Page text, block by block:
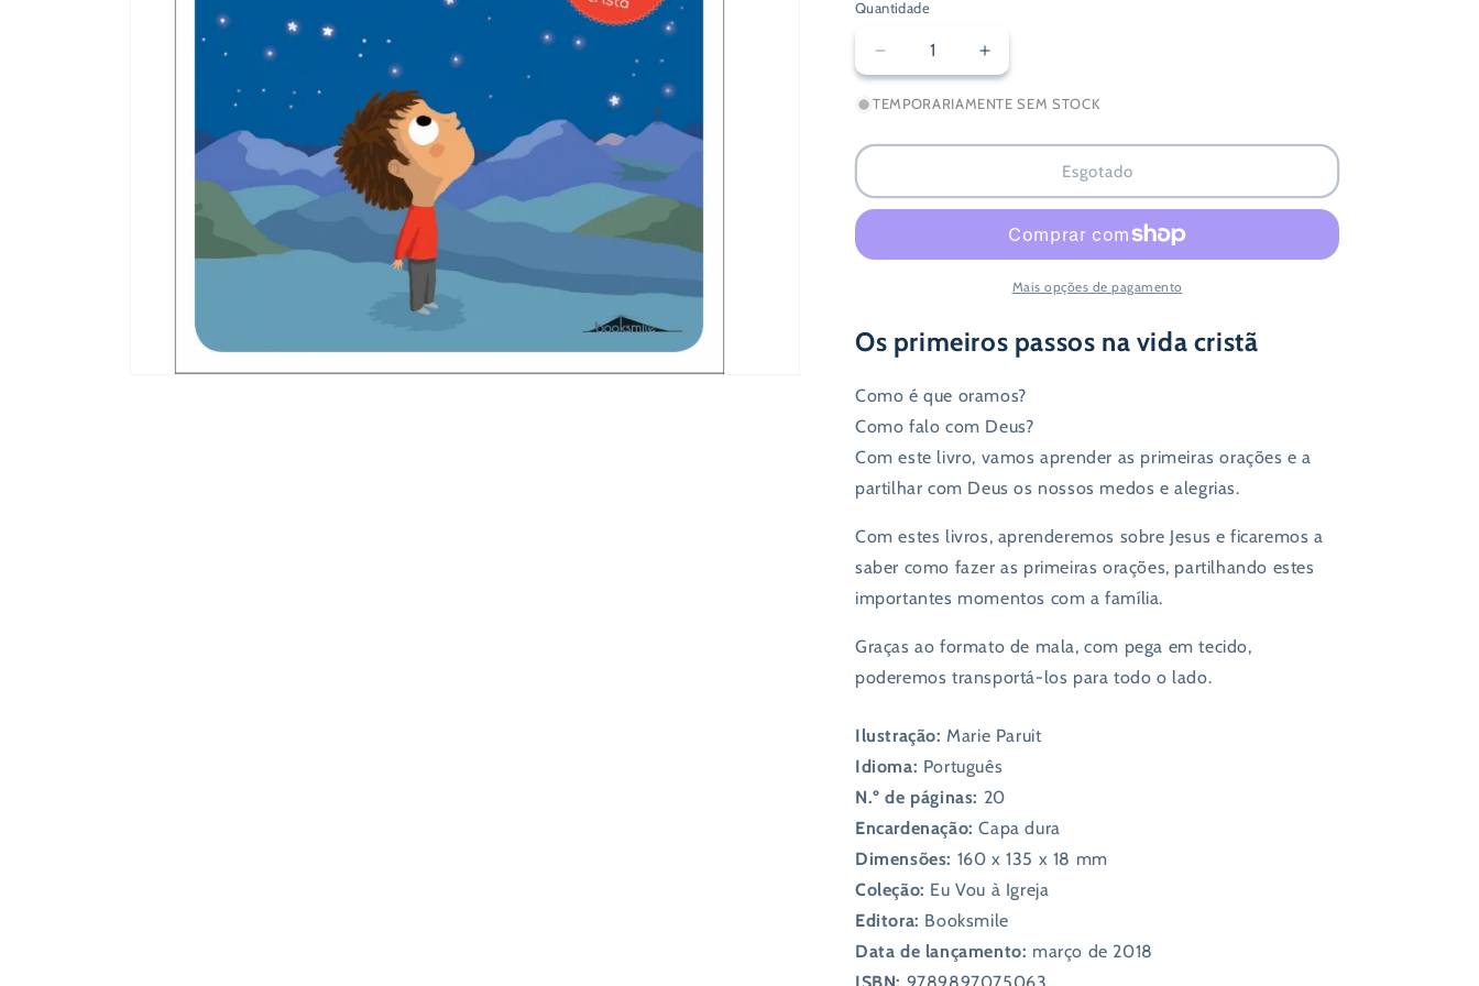
Quantidade
Diminuir
a
quantidade
Eu
à
Aumentar
a
quantidade
Eu
à
Primeiras
TEMPORARIAMENTE SEM STOCK
Esgotado
Mais opções de pagamento
Os primeiros passos na vida cristã
Como é que oramos?
Como falo com Deus?
Com este livro, vamos aprender as primeiras orações e a
partilhar com Deus os nossos medos e alegrias.
Com estes livros, aprenderemos sobre Jesus e ficaremos a
saber como fazer as primeiras orações, partilhando estes
importantes momentos com a família.
Graças ao formato de mala, com pega em tecido,
poderemos transportá-los para todo o lado.
Ilustração:Marie Paruit
Idioma: Português
N.º de páginas: 20
Encardenação:Capa dura
Dimensões: 160 x 135 x 18 mm
Coleção: Eu Vou à Igreja
Editora: Booksmile
Data de lançamento: março de 2018